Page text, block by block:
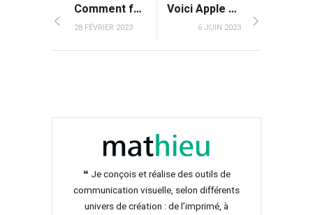
Comment faire face à des attentes déraisonnables de certaines parties prenantes dans votre projet ?
28 FÉVRIER 2023
Voici Apple Vision Pro : le premier ordinateur spatial d’Apple
6 JUIN 2023
❝ Je conçois et réalise des outils de
communication visuelle, selon différents
univers de création : de l’imprimé, à